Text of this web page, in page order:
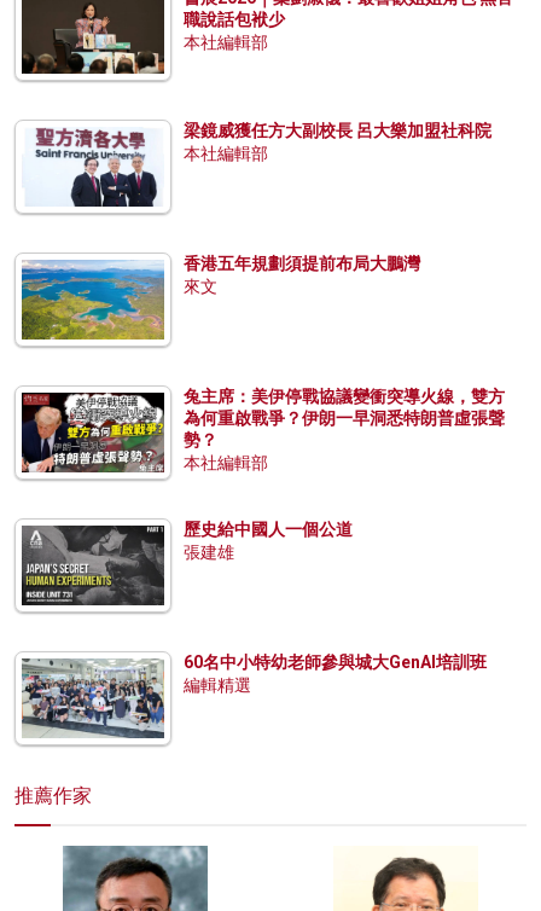
職說話包袱少
本社編輯部
梁鏡威獲任方大副校長 呂大樂加盟社科院
本社編輯部
香港五年規劃須提前布局大鵬灣
來文
兔主席：美伊停戰協議變衝突導火線，雙方
為何重啟戰爭？伊朗一早洞悉特朗普虛張聲
勢？
本社編輯部
歷史給中國人一個公道
張建雄
60名中小特幼老師參與城大GenAI培訓班
編輯精選
推薦作家